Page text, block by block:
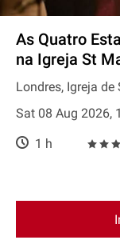
As Quatro
na Igreja St
Londres, Igreja
Sat 08 Aug 2026,
1 h